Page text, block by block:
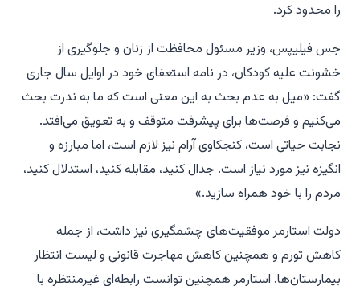
را محدود کرد.
جس فیلیپس، وزیر مسئول محافظت از زنان و جلوگیری از
خشونت علیه کودکان، در نامه استعفای خود در اوایل سال جاری
گفت: «میل به عدم بحث به این معنی است که ما به ندرت بحث
می‌کنیم و فرصت‌ها برای پیشرفت متوقف و به تعویق می‌افتد.
نجابت حیاتی است، کنجکاوی آرام نیز لازم است، اما مبارزه و
انگیزه نیز مورد نیاز است. جدال کنید، مقابله کنید، استدلال کنید،
مردم را با خود همراه سازید.»
دولت استارمر موفقیت‌های چشمگیری نیز داشت، از جمله
کاهش تورم و همچنین کاهش مهاجرت قانونی و لیست انتظار
بیمارستان‌ها. استارمر همچنین توانست رابطه‌ای غیرمنتظره با